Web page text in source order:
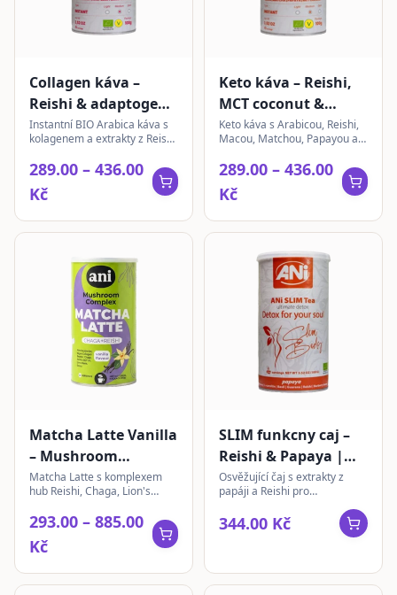
Collagen káva –
Reishi & adaptogeny
| Raspberry & Mint |
instantní
Instantní BIO Arabica káva s
kolagenem a extrakty z Reishi,
Lion's Mane. S příchutí maliny
289.00 – 436.00
Kč
Keto káva – Reishi,
MCT coconut &
Papaya | instantní
Keto káva s Arabicou, Reishi,
Macou, Matchou, Papayou a
Exotická chuť bez cukru.
289.00 – 436.00
Kč
Matcha Latte Vanilla
– Mushroom
Complex | instantní
200 g
Matcha Latte s komplexem
hub Reishi, Chaga, Lion's
Tail pro vyvážený zážitek.
293.00 – 885.00
Kč
SLIM funkcny caj –
Reishi & Papaya |
sypaný
Osvěžující čaj s extrakty z
papáji a Reishi pro
chutí a vůní, ideální pro váš
ranní rituál.
344.00 Kč